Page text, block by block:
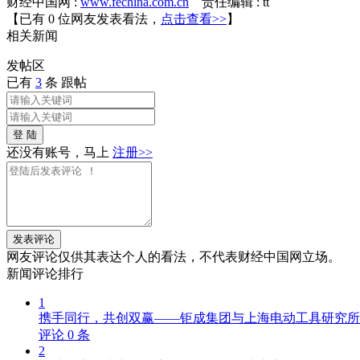
【已有 0 位网友发表看法， 点击查看>>】
相关新闻
发帖区
已有 3 条 跟帖
登 陆
还没有账号，马上 注册>>
发表评论
网友评论仅供其表达个人的看法，不代表财经中国网立场。
新闻评论排行
1
携手同行，共创双赢——钜成集团与上海电动工具研究
评论 0 条
2